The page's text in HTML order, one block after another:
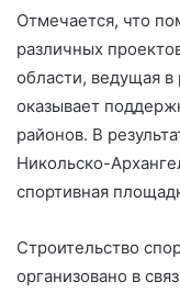
Отмечается, что
различных
области, ведущая
оказывает
районов. В
Никольско-
спортивная
Строительство
организовано в